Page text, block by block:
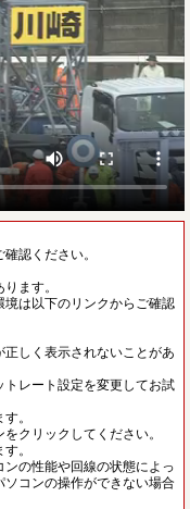
認ください。
ます。
境は以下のリンクからご確認
しく表示されないことがあ
トレート設定を変更してお試
。
クリックしてください。
。
ンの性能や回線の状態によっ
コンの操作ができない場合